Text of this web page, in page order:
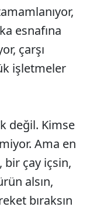
esnafına
çarşı
işletmeler
değil. Kimse
Ama en
bir çay içsin,
alsın,
bıraksın